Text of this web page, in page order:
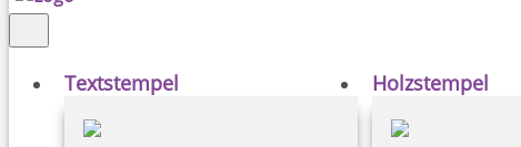
Textstempel Holzstempel